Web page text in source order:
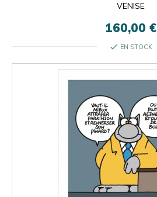
VENISE
160,00 €
check EN STOCK